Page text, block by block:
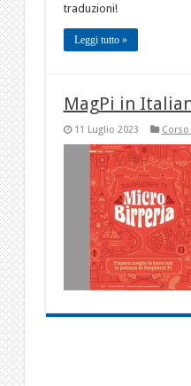
traduzioni!
Leggi tutto »
MagPi in
11 Luglio 2023